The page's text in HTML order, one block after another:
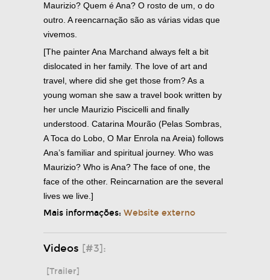
Maurizio? Quem é Ana? O rosto de um, o do
outro. A reencarnação são as várias vidas que
vivemos.
[The painter Ana Marchand always felt a bit
dislocated in her family. The love of art and
travel, where did she get those from? As a
young woman she saw a travel book written by
her uncle Maurizio Piscicelli and finally
understood. Catarina Mourão (Pelas Sombras,
A Toca do Lobo, O Mar Enrola na Areia) follows
Ana’s familiar and spiritual journey. Who was
Maurizio? Who is Ana? The face of one, the
face of the other. Reincarnation are the several
lives we live.]
Mais informações: Website externo
Videos [#3]:
[Trailer]